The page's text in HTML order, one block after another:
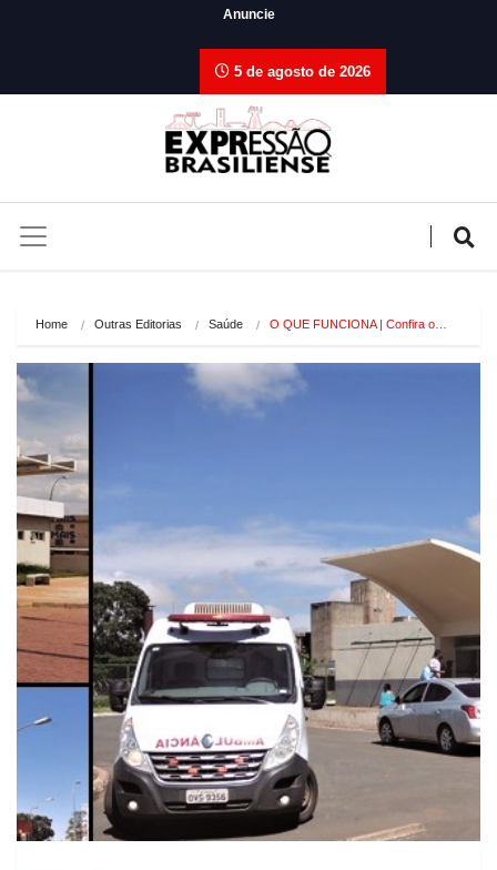
Anuncie
5 de agosto de 2026
Home Outras Editorias Saúde O QUE FUNCIONA | Confira o…